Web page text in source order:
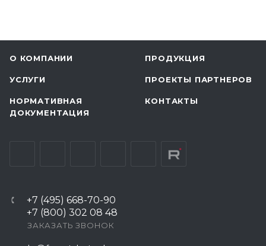
О КОМПАНИИ ПРОДУКЦИЯ
УСЛУГИ ПРОЕКТЫ ПАРТНЕРОВ
НОРМАТИВНАЯ
ДОКУМЕНТАЦИЯ
КОНТАКТЫ
+7 (495) 668-70-90
+7 (800) 302 08 48
ЗАКАЗАТЬ ЗВОНОК